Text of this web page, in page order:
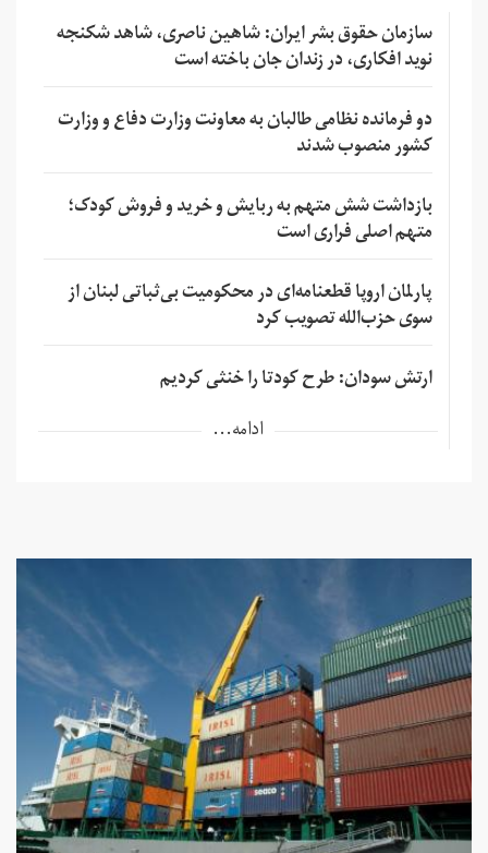
سازمان حقوق بشر ایران: شاهین ناصری، شاهد شکنجه
نوید افکاری، در زندان جان باخته است
دو فرمانده نظامی طالبان به معاونت وزارت دفاع و وزارت
کشور منصوب شدند
بازداشت شش متهم به ربایش و خرید و فروش کودک؛
متهم اصلی فراری است
پارلمان اروپا قطعنامه‌ای در محکومیت بی‌ثباتی لبنان از
سوی حزب‌الله تصویب کرد
ارتش سودان: طرح کودتا را خنثی کردیم
ادامه...